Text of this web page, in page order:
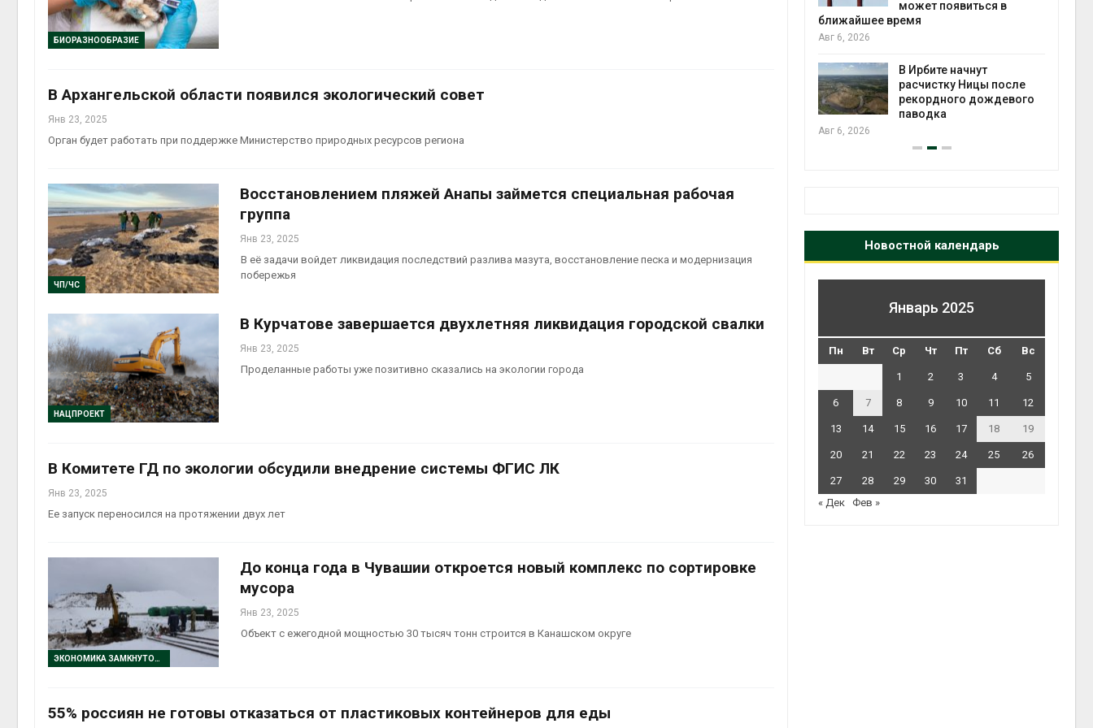
БИОРАЗНООБРАЗИЕ
В Архангельской области появился экологический совет
Янв 23, 2025
Орган будет работать при поддержке Министерство природных ресурсов региона
ЧП/ЧС
Восстановлением пляжей Анапы займется специальная рабочая
группа
Янв 23, 2025
В её задачи войдет ликвидация последствий разлива мазута, восстановление песка и модернизация
побережья
НАЦПРОЕКТ
В Курчатове завершается двухлетняя ликвидация городской свалки
Янв 23, 2025
Проделанные работы уже позитивно сказались на экологии города
В Комитете ГД по экологии обсудили внедрение системы ФГИС ЛК
Янв 23, 2025
Ее запуск переносился на протяжении двух лет
ЭКОНОМИКА ЗАМКНУТОГО ЦИКЛА
До конца года в Чувашии откроется новый комплекс по сортировке
мусора
Янв 23, 2025
Объект с ежегодной мощностью 30 тысяч тонн строится в Канашском округе
55% россиян не готовы отказаться от пластиковых контейнеров для еды
Авг 5, 2026
сентябре
может появиться в
ближайшее время
Авг 6, 2026
В Ирбите начнут
расчистку Ницы после
рекордного дождевого
паводка
Авг 6, 2026
Новостной календарь
Январь 2025
Пн Вт Ср Чт Пт Сб Вс
1 2 3 4 5
6 7 8 9 10 11 12
13 14 15 16 17 18 19
20 21 22 23 24 25 26
27 28 29 30
31
« Дек
Фев »